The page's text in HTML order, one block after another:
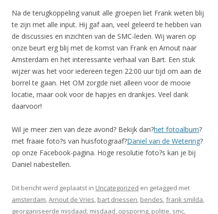
Na de terugkoppeling vanuit alle groepen liet Frank weten blij
te zijn met alle input. Hij gaf aan, veel geleerd te hebben van
de discussies en inzichten van de SMC-leden. Wij waren op
onze beurt erg blij met de komst van Frank en Arnout naar
Amsterdam en het interessante verhaal van Bart. Een stuk
wijzer was het voor iedereen tegen 22:00 uur tijd om aan de
borrel te gaan. Het OM zorgde niet alleen voor de mooie
locatie, maar ook voor de hapjes en drankjes. Veel dank
daarvoor!
Wil je meer zien van deze avond? Bekijk dan?het fotoalbum?
met fraaie foto?s van huisfotograaf?Daniel van de Wetering?
op onze Facebook-pagina. Hoge resolutie foto?s kan je bij
Daniel nabestellen.
Dit bericht werd geplaatst in Uncategorized en getagged met
amsterdam,Arnout de Vries, bart driessen, bendes,frank smilda,
georganiseerde misdaad, misdaad, opsporing, politie, smc,